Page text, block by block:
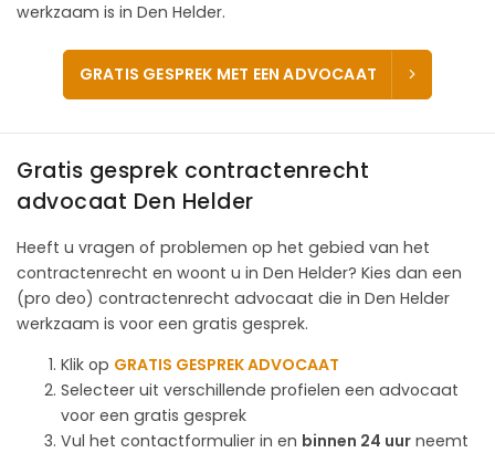
werkzaam is in Den Helder.
GRATIS GESPREK MET EEN ADVOCAAT
Gratis gesprek contractenrecht
advocaat Den Helder
Heeft u vragen of problemen op het gebied van het
contractenrecht en woont u in Den Helder? Kies dan een
(pro deo) contractenrecht advocaat die in Den Helder
werkzaam is voor een gratis gesprek.
Klik op GRATIS GESPREK ADVOCAAT
Selecteer uit verschillende profielen een advocaat
voor een gratis gesprek
Vul het contactformulier in en binnen 24 uur neemt